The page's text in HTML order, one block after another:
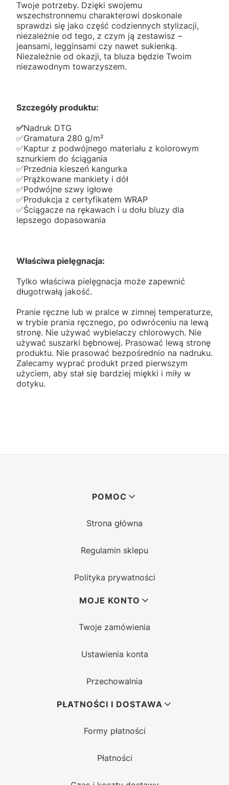
Twoje potrzeby. Dzięki swojemu
wszechstronnemu charakterowi doskonale
sprawdzi się jako część codziennych stylizacji,
niezależnie od tego, z czym ją zestawisz –
jeansami, legginsami czy nawet sukienką.
Niezależnie od okazji, ta bluza będzie Twoim
niezawodnym towarzyszem.
Szczegóły produktu:
✅️Nadruk DTG
✅️Gramatura 280 g/m²
✅️Kaptur z podwójnego materiału z kolorowym
sznurkiem do ściągania
✅️Przednia kieszeń kangurka
✅️Prążkowane mankiety i dół
✅️Podwójne szwy igłowe
✅️Produkcja z certyfikatem WRAP
✅️Ściągacze na rękawach i u dołu bluzy dla
lepszego dopasowania
Właściwa pielęgnacja:
Tylko właściwa pielęgnacja może zapewnić
długotrwałą jakość.
Pranie ręczne lub w pralce w zimnej temperaturze,
w trybie prania ręcznego, po odwróceniu na lewą
stronę. Nie używać wybielaczy chlorowych. Nie
używać suszarki bębnowej. Prasować lewą stronę
produktu. Nie prasować bezpośrednio na nadruku.
Zalecamy wyprać produkt przed pierwszym
użyciem, aby stał się bardziej miękki i miły w
dotyku.
POMOC
Strona główna
Regulamin sklepu
Polityka prywatności
MOJE KONTO
Twoje zamówienia
Ustawienia konta
Przechowalnia
PŁATNOŚCI I DOSTAWA
Formy płatności
Płatności